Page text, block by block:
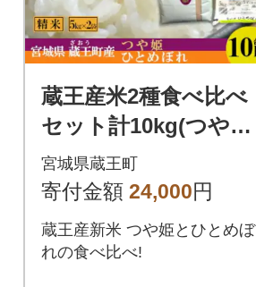
蔵王産米2種食べ比べ
セット計10kg(つや姫
5kgひとめぼれ5kg)
【04301-0133】
宮城県蔵王町
寄付金額 24,000円
蔵王産新米 つや姫とひとめぼ
れの食べ比べ!